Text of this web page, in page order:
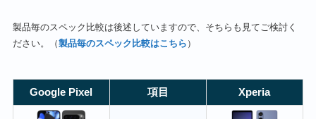
製品毎のスペック比較は後述していますので、そちらも見てご検討く
ださい。（製品毎のスペック比較はこちら ）
Google Pixel 項目 Xperia